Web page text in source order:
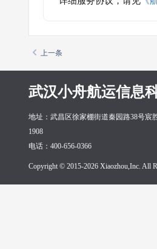
上一条
武汉小舟航运信息
地址：武昌区徐家棚街道秦园路38号宸
1908
电话：400-656-0366
Copyright © 2015-2026 Xiaozhou,Inc. All